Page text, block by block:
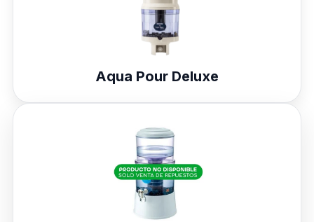
Aqua Pour Deluxe